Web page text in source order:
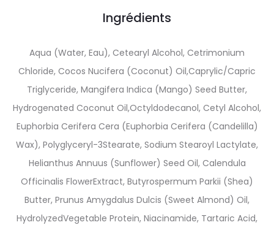
Ingrédients
Aqua (Water, Eau), Cetearyl Alcohol, Cetrimonium
Chloride, Cocos Nucifera (Coconut) Oil,Caprylic/Capric
Triglyceride, Mangifera Indica (Mango) Seed Butter,
Hydrogenated Coconut Oil,Octyldodecanol, Cetyl Alcohol,
Euphorbia Cerifera Cera (Euphorbia Cerifera (Candelilla)
Wax), Polyglyceryl-3Stearate, Sodium Stearoyl Lactylate,
Helianthus Annuus (Sunflower) Seed Oil, Calendula
Officinalis FlowerExtract, Butyrospermum Parkii (Shea)
Butter, Prunus Amygdalus Dulcis (Sweet Almond) Oil,
HydrolyzedVegetable Protein, Niacinamide, Tartaric Acid,